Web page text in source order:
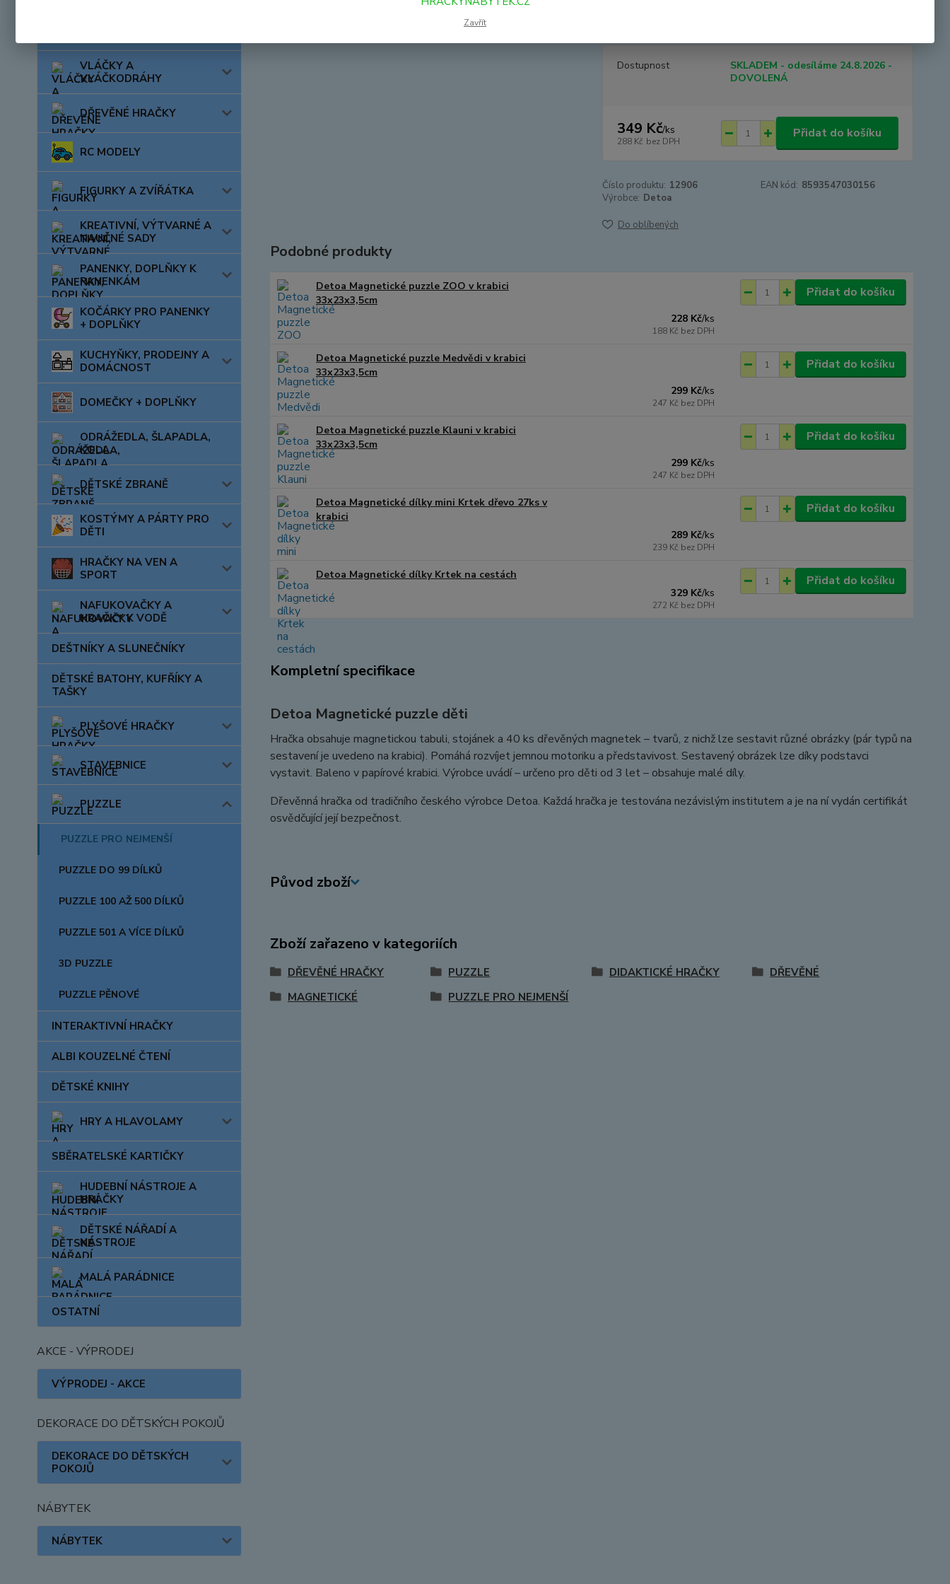
VLÁČKY A
VLÁČKODRÁHY
DŘEVĚNÉ HRAČKY
RC MODELY
FIGURKY A ZVÍŘÁTKA
KREATIVNÍ, VÝTVARNÉ A
NAUČNÉ SADY
PANENKY, DOPLŇKY K
PANENKÁM
KOČÁRKY PRO PANENKY
+ DOPLŇKY
KUCHYŇKY, PRODEJNY A
DOMÁCNOST
DOMEČKY + DOPLŇKY
ODRÁŽEDLA, ŠLAPADLA,
KOLA
DĚTSKÉ ZBRANĚ
KOSTÝMY A PÁRTY PRO
DĚTI
HRAČKY NA VEN A
SPORT
NAFUKOVAČKY A
HRAČKY K VODĚ
DEŠTNÍKY A SLUNEČNÍKY
DĚTSKÉ BATOHY, KUFŘÍKY A
TAŠKY
PLYŠOVÉ HRAČKY
STAVEBNICE
PUZZLE
PUZZLE PRO NEJMENŠÍ
PUZZLE DO 99 DÍLKŮ
PUZZLE 100 AŽ 500 DÍLKŮ
PUZZLE 501 A VÍCE DÍLKŮ
3D PUZZLE
PUZZLE PĚNOVÉ
INTERAKTIVNÍ HRAČKY
ALBI KOUZELNÉ ČTENÍ
DĚTSKÉ KNIHY
HRY A HLAVOLAMY
SBĚRATELSKÉ KARTIČKY
HUDEBNÍ NÁSTROJE A
HRAČKY
DĚTSKÉ NÁŘADÍ A
NÁSTROJE
MALÁ PARÁDNICE
OSTATNÍ
AKCE - VÝPRODEJ
VÝPRODEJ - AKCE
DEKORACE DO DĚTSKÝCH POKOJŮ
DEKORACE DO DĚTSKÝCH
POKOJŮ
NÁBYTEK
NÁBYTEK
Dostupnost
SKLADEM - odesíláme 24.8.2026 -
DOVOLENÁ
349 Kč/ks
288 Kč bez DPH
Přidat do košíku
Číslo produktu: 12906 EAN kód: 8593547030156
Výrobce: Detoa
Do oblíbených
Podobné produkty
Detoa Magnetické puzzle ZOO v krabici
33x23x3,5cm
228 Kč/ks
188 Kč bez DPH
Přidat do košíku
Detoa Magnetické puzzle Medvědi v krabici
33x23x3,5cm
299 Kč/ks
247 Kč bez DPH
Přidat do košíku
Detoa Magnetické puzzle Klauni v krabici
33x23x3,5cm
299 Kč/ks
247 Kč bez DPH
Přidat do košíku
Detoa Magnetické dílky mini Krtek dřevo 27ks v
krabici
289 Kč/ks
239 Kč bez DPH
Přidat do košíku
Detoa Magnetické dílky Krtek na cestách
329 Kč/ks
272 Kč bez DPH
Přidat do košíku
Kompletní specifikace
Detoa Magnetické puzzle děti
Hračka obsahuje magnetickou tabuli, stojánek a 40 ks dřevěných magnetek – tvarů, z nichž lze sestavit různé obrázky (pár typů na
sestavení je uvedeno na krabici). Pomáhá rozvíjet jemnou motoriku a představivost. Sestavený obrázek lze díky podstavci
vystavit. Baleno v papírové krabici. Výrobce uvádí – určeno pro děti od 3 let – obsahuje malé díly.
Dřevěnná hračka od tradičního českého výrobce Detoa. Každá hračka je testována nezávislým institutem a je na ní vydán certifikát
osvědčující její bezpečnost.
Původ zboží
Zboží zařazeno v kategoriích
DŘEVĚNÉ HRAČKY PUZZLE DIDAKTICKÉ HRAČKY
DŘEVĚNÉ
MAGNETICKÉ
PUZZLE PRO NEJMENŠÍ
Zavřít